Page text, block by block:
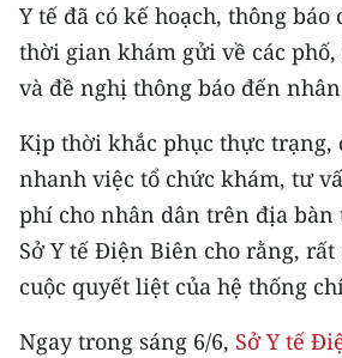
Video
Media Chính trị
Media Kinh tế
Media Văn hóa
Media Xã hội
Media Pháp luật
Media Du lịch
Y tế đã có kế hoạch, thông
thời gian khám gửi về các
và đề nghị thông báo đến
Kịp thời khắc phục thực trạng,
nhanh việc tổ chức khám, tư
phí cho nhân dân trên địa bàn
Sở Y tế Điện Biên cho rằng, rất
cuộc quyết liệt của hệ thống
Ngay trong sáng 6/6, Sở Y tế